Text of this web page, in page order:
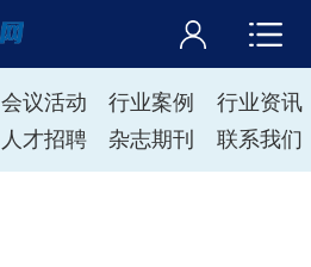
会议活动 行业案例
行业资讯
人才招聘 杂志期刊 联系我们